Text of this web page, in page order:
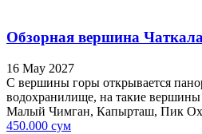
Обзорная вершина
16 May 2027
С вершины горы открывается
водохранилище, на такие
Малый Чимган, Капырташ, Пик
450.000 сум